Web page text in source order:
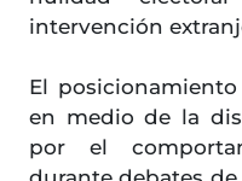
intervención
El
en medio de la
por el